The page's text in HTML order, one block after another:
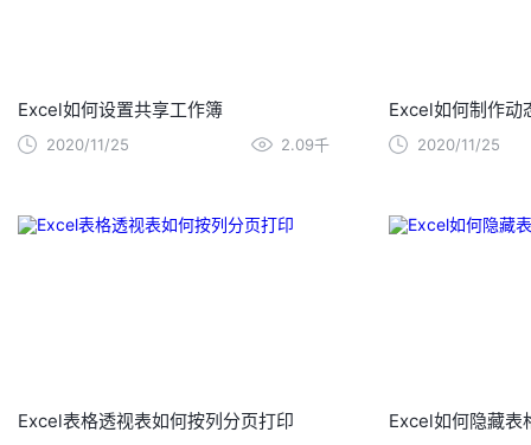
Excel如何设置共享工作簿
2020/11/25 2.09千
Excel如何制作动
2020/11/25
Excel表格透视表如何按列分页打印 Excel如何隐藏表